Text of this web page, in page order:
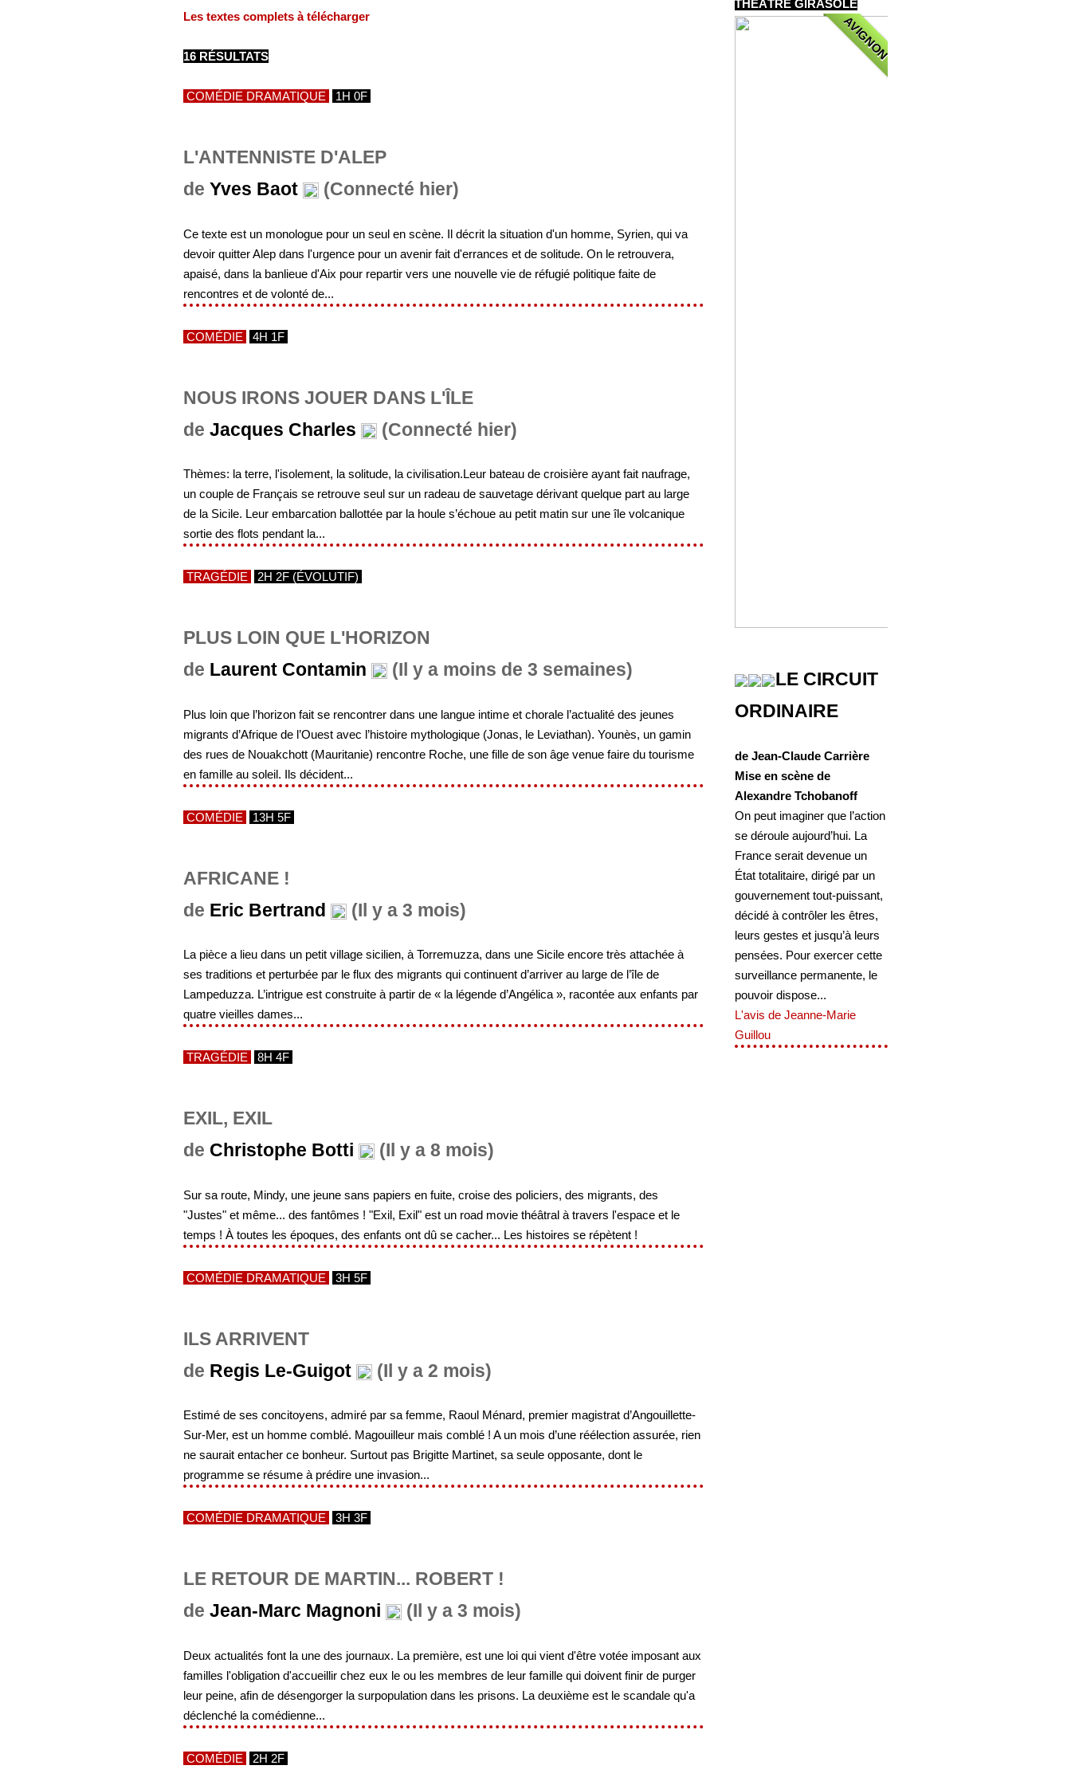
Les textes complets à télécharger
16 RÉSULTATS
COMÉDIE DRAMATIQUE 1H 0F
L'ANTENNISTE D'ALEP
de Yves Baot (Connecté hier)
Ce texte est un monologue pour un seul en scène. Il décrit la situation d'un homme, Syrien, qui va
devoir quitter Alep dans l'urgence pour un avenir fait d'errances et de solitude. On le retrouvera,
apaisé, dans la banlieue d'Aix pour repartir vers une nouvelle vie de réfugié politique faite de
rencontres et de volonté de...
COMÉDIE 4H 1F
NOUS IRONS JOUER DANS L'ÎLE
de Jacques Charles (Connecté hier)
Thèmes: la terre, l'isolement, la solitude, la civilisation.Leur bateau de croisière ayant fait naufrage,
un couple de Français se retrouve seul sur un radeau de sauvetage dérivant quelque part au large
de la Sicile. Leur embarcation ballottée par la houle s’échoue au petit matin sur une île volcanique
sortie des flots pendant la...
TRAGÉDIE 2H 2F (ÉVOLUTIF)
PLUS LOIN QUE L'HORIZON
de Laurent Contamin (Il y a moins de 3 semaines)
Plus loin que l’horizon fait se rencontrer dans une langue intime et chorale l’actualité des jeunes
migrants d’Afrique de l’Ouest avec l’histoire mythologique (Jonas, le Leviathan). Younès, un gamin
des rues de Nouakchott (Mauritanie) rencontre Roche, une fille de son âge venue faire du tourisme
en famille au soleil. Ils décident...
COMÉDIE 13H 5F
AFRICANE !
de Eric Bertrand (Il y a 3 mois)
La pièce a lieu dans un petit village sicilien, à Torremuzza, dans une Sicile encore très attachée à
ses traditions et perturbée par le flux des migrants qui continuent d’arriver au large de l’île de
Lampeduzza. L’intrigue est construite à partir de « la légende d’Angélica », racontée aux enfants par
quatre vieilles dames...
TRAGÉDIE 8H 4F
EXIL, EXIL
de Christophe Botti (Il y a 8 mois)
Sur sa route, Mindy, une jeune sans papiers en fuite, croise des policiers, des migrants, des
"Justes" et même... des fantômes ! "Exil, Exil" est un road movie théâtral à travers l'espace et le
temps ! À toutes les époques, des enfants ont dû se cacher... Les histoires se répètent !
COMÉDIE DRAMATIQUE 3H 5F
ILS ARRIVENT
de Regis Le-Guigot (Il y a 2 mois)
Estimé de ses concitoyens, admiré par sa femme, Raoul Ménard, premier magistrat d’Angouillette-
Sur-Mer, est un homme comblé. Magouilleur mais comblé ! A un mois d’une réélection assurée, rien
ne saurait entacher ce bonheur. Surtout pas Brigitte Martinet, sa seule opposante, dont le
programme se résume à prédire une invasion...
COMÉDIE DRAMATIQUE 3H 3F
LE RETOUR DE MARTIN... ROBERT !
de Jean-Marc Magnoni (Il y a 3 mois)
Deux actualités font la une des journaux. La première, est une loi qui vient d'être votée imposant aux
familles l'obligation d'accueillir chez eux le ou les membres de leur famille qui doivent finir de purger
leur peine, afin de désengorger la surpopulation dans les prisons. La deuxième est le scandale qu'a
déclenché la comédienne...
COMÉDIE 2H 2F
THÉÂTRE GIRASOLE
AVIGNON
LE CIRCUIT
ORDINAIRE
de Jean-Claude Carrière
Mise en scène de
Alexandre Tchobanoff
On peut imaginer que l’action
se déroule aujourd’hui. La
France serait devenue un
État totalitaire, dirigé par un
gouvernement tout-puissant,
décidé à contrôler les êtres,
leurs gestes et jusqu’à leurs
pensées. Pour exercer cette
surveillance permanente, le
pouvoir dispose...
L'avis de Jeanne-Marie
Guillou